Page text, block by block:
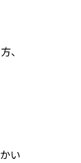
、
い